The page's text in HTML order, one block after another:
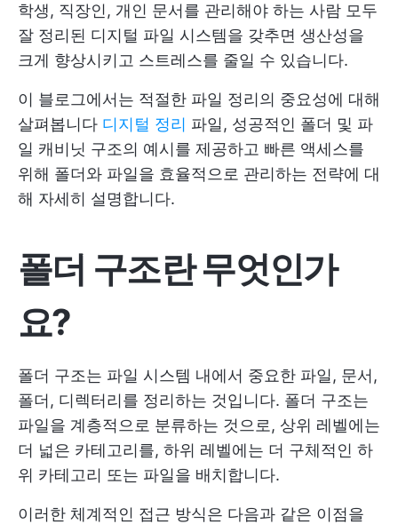
학생, 직장인, 개인 문서를 관리해야 하는 사람 모두
잘 정리된 디지털 파일 시스템을 갖추면 생산성을
크게 향상시키고 스트레스를 줄일 수 있습니다.
이 블로그에서는 적절한 파일 정리의 중요성에 대해
살펴봅니다 디지털 정리 파일, 성공적인 폴더 및 파
일 캐비닛 구조의 예시를 제공하고 빠른 액세스를
위해 폴더와 파일을 효율적으로 관리하는 전략에 대
해 자세히 설명합니다.
폴더 구조란 무엇인가
요?
폴더 구조는 파일 시스템 내에서 중요한 파일, 문서,
폴더, 디렉터리를 정리하는 것입니다. 폴더 구조는
파일을 계층적으로 분류하는 것으로, 상위 레벨에는
더 넓은 카테고리를, 하위 레벨에는 더 구체적인 하
위 카테고리 또는 파일을 배치합니다.
이러한 체계적인 접근 방식은 다음과 같은 이점을